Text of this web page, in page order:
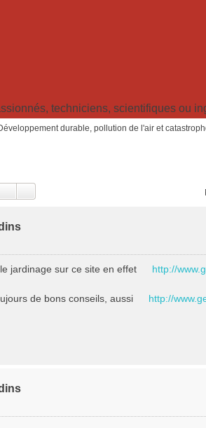
techniciens, scientifiques ou
durable, pollution de l'air et
jardinage sur ce site en effet http://
de bons conseils, aussi http://